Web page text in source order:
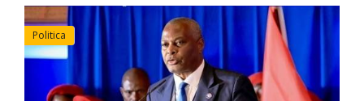
Politica